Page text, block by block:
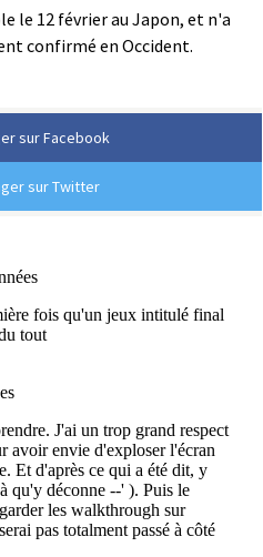
le 12 février au Japon, et n'a
confirmé en Occident.
sur Facebook
sur Twitter